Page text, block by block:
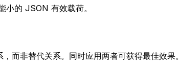
小的 JSON 有效载荷。
而非替代关系。同时应用两者可获得最佳效果。